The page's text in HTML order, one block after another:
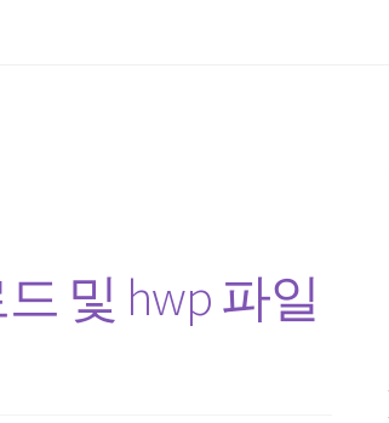
및 hwp 파일